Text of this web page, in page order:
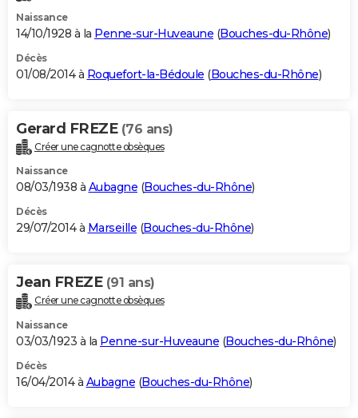
Naissance
14/10/1928 à la Penne-sur-Huveaune (Bouches-du-Rhône)
Décès
01/08/2014 à Roquefort-la-Bédoule (Bouches-du-Rhône)
Gerard FREZE (76 ans)
Créer une cagnotte obsèques
Naissance
08/03/1938 à Aubagne (Bouches-du-Rhône)
Décès
29/07/2014 à Marseille (Bouches-du-Rhône)
Jean FREZE (91 ans)
Créer une cagnotte obsèques
Naissance
03/03/1923 à la Penne-sur-Huveaune (Bouches-du-Rhône)
Décès
16/04/2014 à Aubagne (Bouches-du-Rhône)